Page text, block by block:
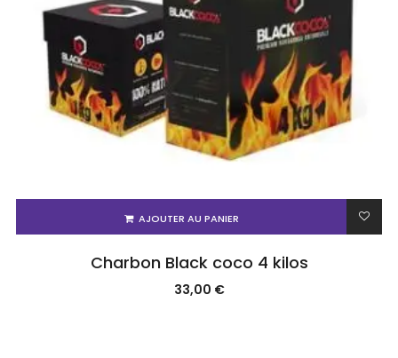
AJOUTER AU PANIER
Charbon Black coco 4 kilos
33,00 €